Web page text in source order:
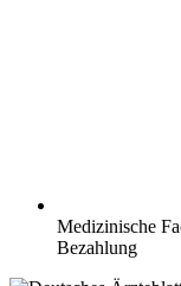
Medizinische
Bezahlung